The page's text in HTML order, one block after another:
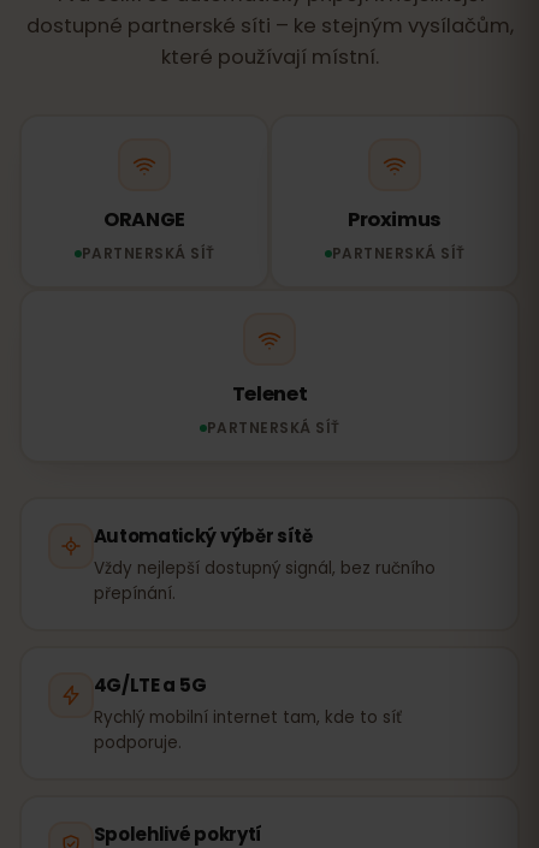
dostupné partnerské síti – ke stejným vysílačům,
které používají místní.
ORANGE
PARTNERSKÁ SÍŤ
Proximus
PARTNERSKÁ SÍŤ
Telenet
PARTNERSKÁ SÍŤ
Automatický výběr sítě
Vždy nejlepší dostupný signál, bez ručního
přepínání.
4G/LTE a 5G
Rychlý mobilní internet tam, kde to síť
podporuje.
Spolehlivé pokrytí